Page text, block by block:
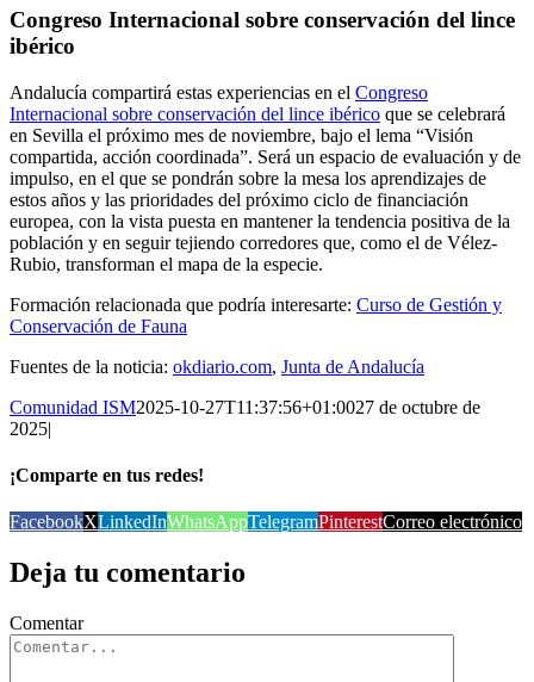
Congreso Internacional sobre conservación del lince
ibérico
Andalucía compartirá estas experiencias en el Congreso
Internacional sobre conservación del lince ibérico que se celebrará
en Sevilla el próximo mes de noviembre, bajo el lema “Visión
compartida, acción coordinada”. Será un espacio de evaluación y de
impulso, en el que se pondrán sobre la mesa los aprendizajes de
estos años y las prioridades del próximo ciclo de financiación
europea, con la vista puesta en mantener la tendencia positiva de la
población y en seguir tejiendo corredores que, como el de Vélez-
Rubio, transforman el mapa de la especie.
Formación relacionada que podría interesarte: Curso de Gestión y
Conservación de Fauna
Fuentes de la noticia: okdiario.com, Junta de Andalucía
Comunidad ISM2025-10-27T11:37:56+01:0027 de octubre de
2025|
¡Comparte en tus redes!
FacebookXLinkedInWhatsAppTelegramPinterestCorreo electrónico
Deja tu comentario
Comentar